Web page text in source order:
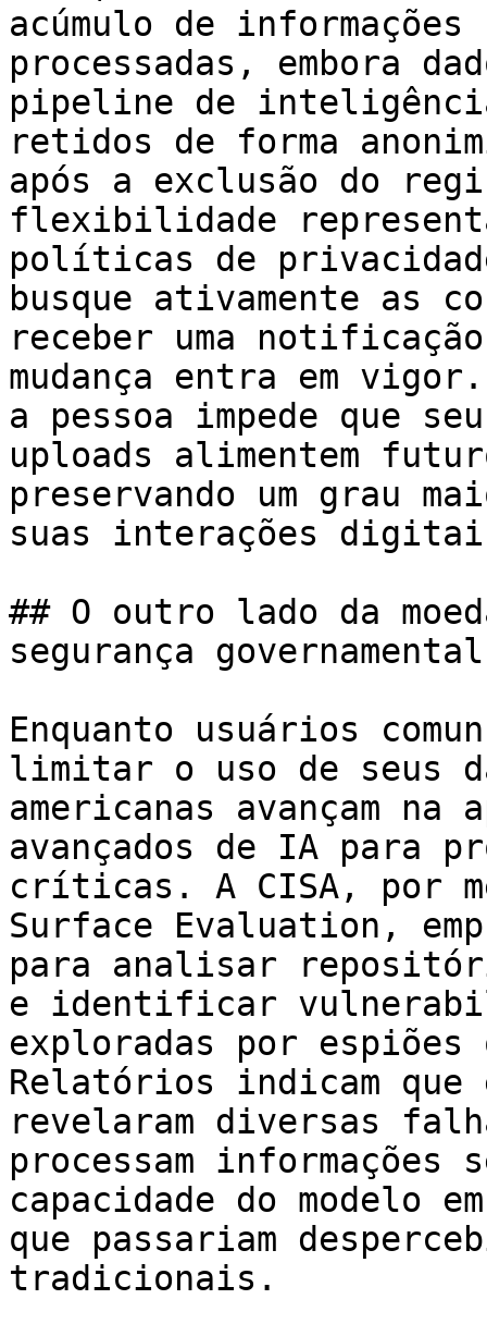
acúmulo de
processadas, embora
pipeline de
retidos de forma
após a exclusão do
flexibilidade
políticas de
busque ativamente as
receber uma
mudança entra em
a pessoa impede que
uploads alimentem
preservando um grau
suas interações
## O outro lado da
segurança governamental
Enquanto usuários
limitar o uso de seus
americanas avançam na
avançados de IA para
críticas. A CISA, por
Surface Evaluation,
para analisar
e identificar
exploradas por
Relatórios indicam
revelaram diversas
processam informações
capacidade do modelo
que passariam
tradicionais.